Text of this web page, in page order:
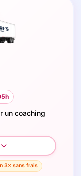
un coaching
3× sans frais